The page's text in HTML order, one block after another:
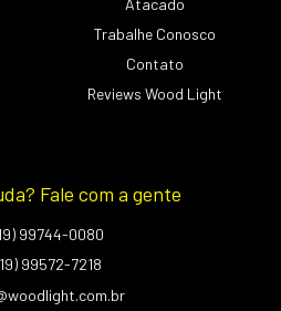
Atacado
Trabalhe Conosco
Contato
Reviews Wood Light
Fale com a gente
99744-0080
99572-7218